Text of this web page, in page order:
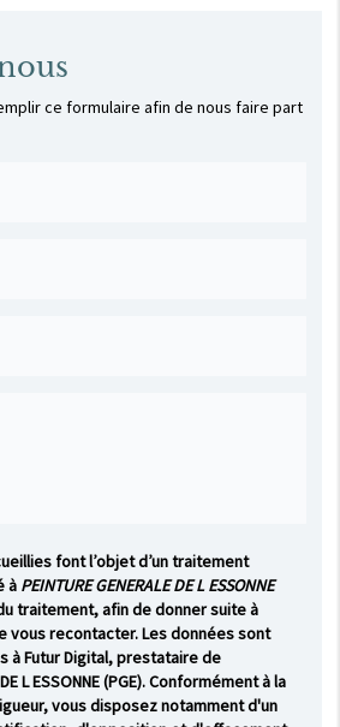
ce formulaire afin de nous faire part
font l’objet d’un traitement
àPEINTURE GENERALE DE L ESSONNE
traitement, afin de donner suite à
vous recontacter. Les données sont
à Futur Digital, prestataire de
DE L ESSONNE (PGE). Conformément à la
vous disposez notamment d'un